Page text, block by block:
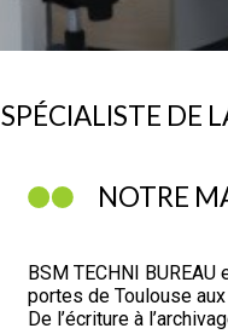
SPÉCIALISTE DE
NOTRE
BSM TECHNI
portes de Toulouse
De l’écriture à